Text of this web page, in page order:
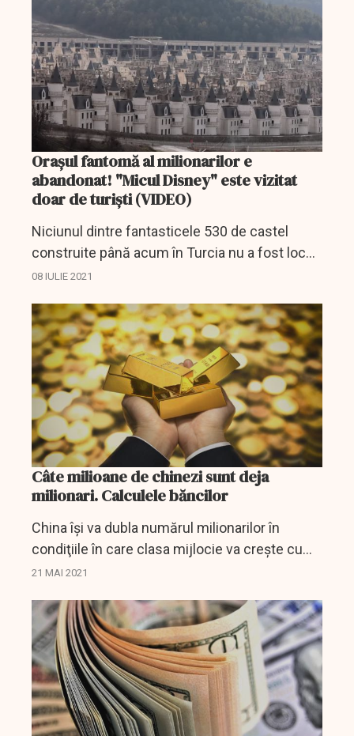
Orașul fantomă al milionarilor e
abandonat! "Micul Disney" este vizitat
doar de turiști (VIDEO)
Niciunul dintre fantasticele 530 de castel
construite până acum în Turcia nu a fost locuit
vreodată, doar turiștii interesați de orașele
08 IULIE 2021
Câte milioane de chinezi sunt deja
milionari. Calculele băncilor
China îşi va dubla numărul milionarilor în
condiţiile în care clasa mijlocie va creşte cu
aproape jumătate în următorii cinci ani, ceea
lumii,...
21 MAI 2021